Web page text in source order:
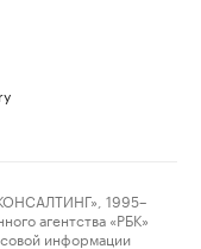
1995–
агентства «РБК»
информации